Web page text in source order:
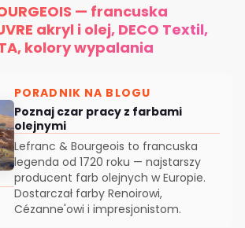
— francuska
akryl i olej, DECO Textil,
kolory wypalania
PORADNIK NA BLOGU
Poznaj czar pracy z farbami
olejnymi
Lefranc & Bourgeois to francuska
legenda od 1720 roku — najstarszy
producent farb olejnych w Europie.
Dostarczał farby Renoirowi,
Cézanne'owi i impresjonistom.